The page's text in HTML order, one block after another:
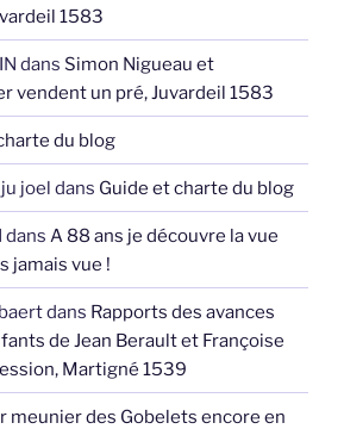
1583
dans Simon Nigueau et
vendent un pré, Juvardeil 1583
du blog
joel dans Guide et charte du blog
dans A 88 ans je découvre la vue
jamais vue !
dans Rapports des avances
de Jean Berault et Françoise
Martigné 1539
meunier des Gobelets encore en